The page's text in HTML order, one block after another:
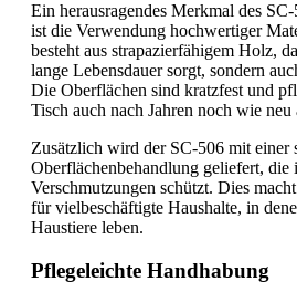
Ein herausragendes Merkmal des
ist die Verwendung hochwertiger
besteht aus strapazierfähigem Holz,
lange Lebensdauer sorgt, sondern
Die Oberflächen sind kratzfest und
Tisch auch nach Jahren noch wie neu
Zusätzlich wird der SC-506 mit einer
Oberflächenbehandlung geliefert, die
Verschmutzungen schützt. Dies
für vielbeschäftigte Haushalte, in
Haustiere leben.
Pflegeleichte Handhabung